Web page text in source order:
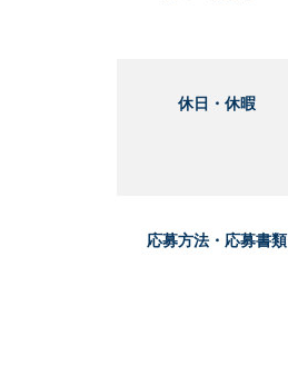
休日・休暇
応募方法・応募書類